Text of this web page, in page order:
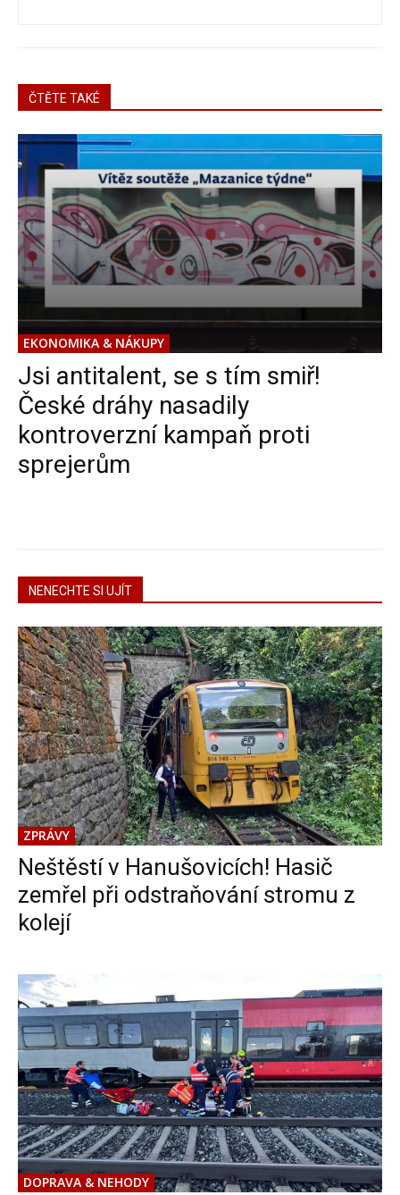
ČTĚTE TAKÉ
EKONOMIKA & NÁKUPY
Jsi antitalent, se s tím smiř!
České dráhy nasadily
kontroverzní kampaň proti
sprejerům
NENECHTE SI UJÍT
ZPRÁVY
Neštěstí v Hanušovicích! Hasič
zemřel při odstraňování stromu z
kolejí
DOPRAVA & NEHODY